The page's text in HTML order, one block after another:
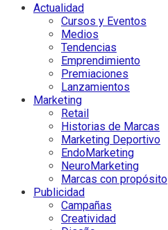
Actualidad
Cursos y Eventos
Medios
Tendencias
Emprendimiento
Premiaciones
Lanzamientos
Marketing
Retail
Historias de Marcas
Marketing Deportivo
EndoMarketing
NeuroMarketing
Marcas con propósito
Publicidad
Campañas
Creatividad